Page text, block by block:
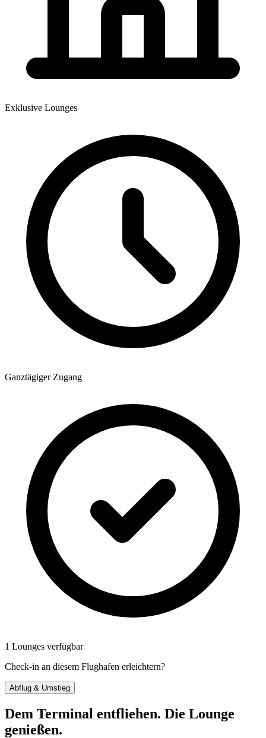
Exklusive Lounges
Ganztägiger Zugang
1 Lounges verfügbar
Check-in an diesem Flughafen erleichtern?
Abflug & Umstieg
Dem Terminal entfliehen. Die Lounge
genießen.